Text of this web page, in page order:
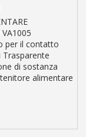
per il contatto
di sostanza
alimentare